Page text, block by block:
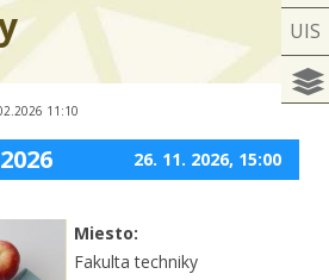
UIS
11:10
26. 11. 2026, 15:00
Miesto:
Fakulta techniky